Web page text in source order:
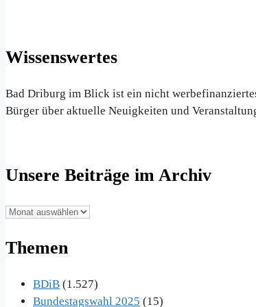
Wissenswertes
Bad Driburg im Blick ist ein nicht
Bürger über aktuelle Neuigkeiten und
Unsere Beiträge im Archiv
Unsere
im
Themen
BDiB (1.527)
Bundestagswahl 2025 (15)